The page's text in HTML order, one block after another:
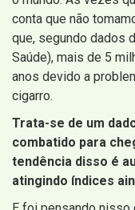
conta que não
que, segundo dados
Saúde), mais de 5
anos devido a
cigarro.
Trata-se de um
combatido para
tendência disso é
atingindo índices